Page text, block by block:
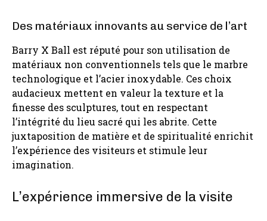
Des matériaux innovants au service de l’art
Barry X Ball est réputé pour son utilisation de
matériaux non conventionnels tels que le marbre
technologique et l’acier inoxydable. Ces choix
audacieux mettent en valeur la texture et la
finesse des sculptures, tout en respectant
l’intégrité du lieu sacré qui les abrite. Cette
juxtaposition de matière et de spiritualité enrichit
l’expérience des visiteurs et stimule leur
imagination.
L’expérience immersive de la visite